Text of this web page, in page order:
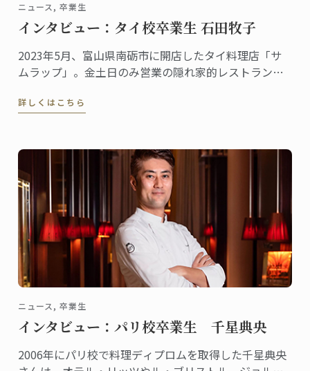
ニュース, 卒業生
インタビュー：タイ校卒業生 石田牧子
2023年5月、富山県南砺市に開店したタイ料理店「サ
ムラップ」。金土日のみ営業の隠れ家的レストランに
既に評判、地元客はもちろん、遠くから足を延ばす人
詳しくはこちら
ニュース, 卒業生
インタビュー：パリ校卒業生 千星典央
2006年にパリ校で料理ディプロムを取得した千星典央